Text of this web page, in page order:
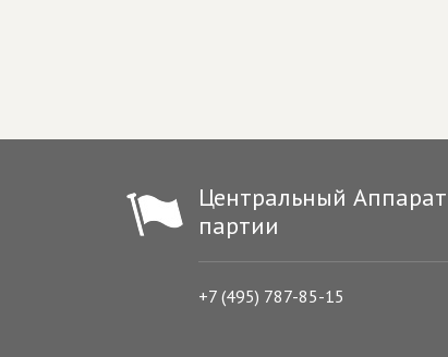
Центральный Аппарат
партии
+7 (495) 787-85-15